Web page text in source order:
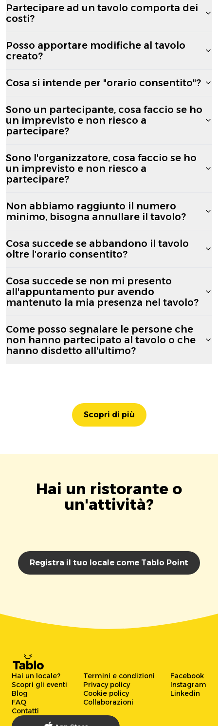
Partecipare ad un tavolo comporta dei
costi?
Posso apportare modifiche al tavolo
creato?
Cosa si intende per "orario consentito"?
Sono un partecipante, cosa faccio se ho
un imprevisto e non riesco a
partecipare?
Sono l'organizzatore, cosa faccio se ho
un imprevisto e non riesco a
partecipare?
Non abbiamo raggiunto il numero
minimo, bisogna annullare il tavolo?
Cosa succede se abbandono il tavolo
oltre l'orario consentito?
Cosa succede se non mi presento
all'appuntamento pur avendo
mantenuto la mia presenza nel tavolo?
Come posso segnalare le persone che
non hanno partecipato al tavolo o che
hanno disdetto all'ultimo?
Scopri di più
Hai un ristorante o
un'attività?
Registra il tuo locale come Tablo Point
Hai un locale?
Scopri gli eventi
Blog
FAQ
Contatti
Termini e condizioni
Privacy policy
Cookie policy
Collaborazioni
Facebook
Instagram
Linkedin